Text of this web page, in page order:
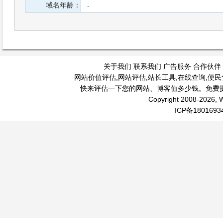
域名年龄： -
关于我们 联系我们 广告服务 合作伙伴
网站价值评估, 网站评估, 站长工具, 在线查询 便民
快来评估一下您的网站、博客值多少钱。免
Copyright 2008-2026,
ICP备